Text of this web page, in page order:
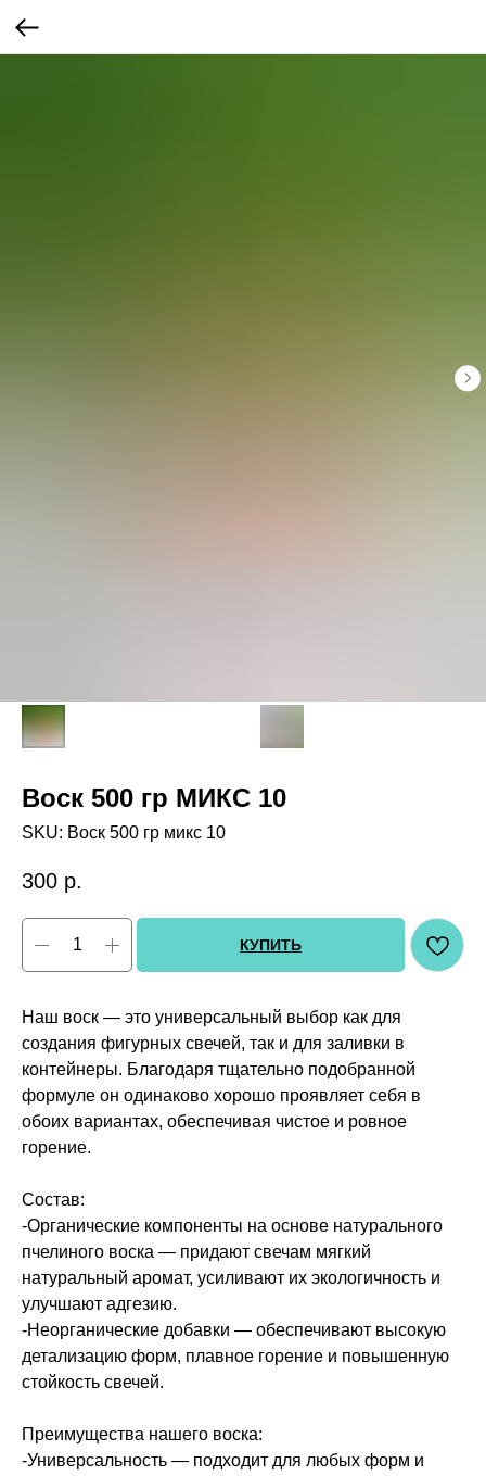
Воск 500 гр МИКС 10
SKU: Воск 500 гр микс 10
300 р.
КУПИТЬ
Наш воск — это универсальный выбор как для
создания фигурных свечей, так и для заливки в
контейнеры. Благодаря тщательно подобранной
формуле он одинаково хорошо проявляет себя в
обоих вариантах, обеспечивая чистое и ровное
горение.
Состав:
-Органические компоненты на основе натурального
пчелиного воска — придают свечам мягкий
натуральный аромат, усиливают их экологичность и
улучшают адгезию.
-Неорганические добавки — обеспечивают высокую
детализацию форм, плавное горение и повышенную
стойкость свечей.
Преимущества нашего воска:
-Универсальность — подходит для любых форм и